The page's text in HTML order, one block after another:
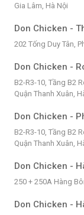
Gia Lâm, Hà Nội
Don Chicken -
202 Tống Duy Tân,
Don Chicken -
B2-R3-10, Tầng B2
Quận Thanh Xuân,
Don Chicken -
B2-R3-10, Tầng B2
Quận Thanh Xuân,
Don Chicken -
250 + 250A Hàng
Don Chicken -